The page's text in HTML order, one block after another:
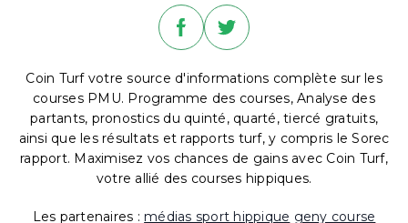
Coin Turf votre source d'informations complète sur les
courses PMU. Programme des courses, Analyse des
partants, pronostics du quinté, quarté, tiercé gratuits,
ainsi que les résultats et rapports turf, y compris le Sorec
rapport. Maximisez vos chances de gains avec Coin Turf,
votre allié des courses hippiques.
Les partenaires : médias sport hippique geny course